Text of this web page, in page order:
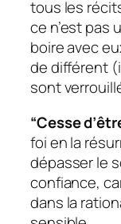
tous les
ce n’est pas
boire avec
de différent
sont
“Cesse
foi en la
dépasser le
confiance,
dans la